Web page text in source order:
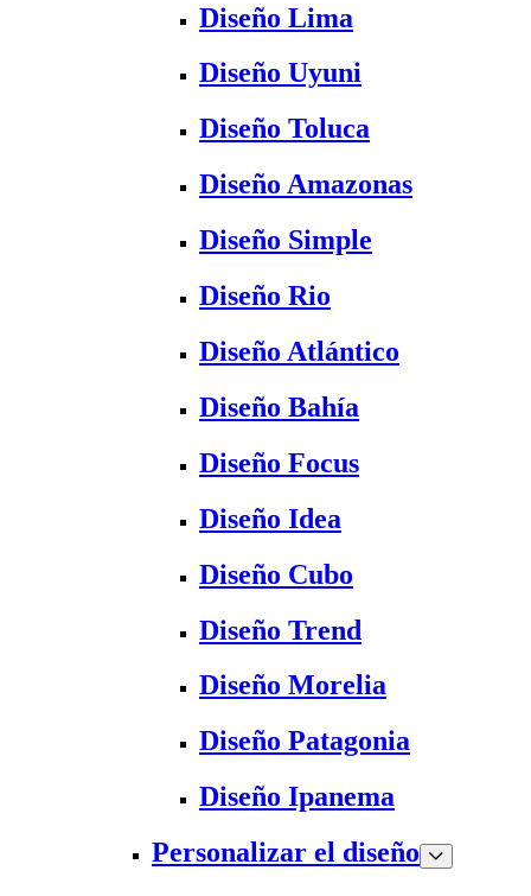
Diseño Lima
Diseño Uyuni
Diseño Toluca
Diseño Amazonas
Diseño Simple
Diseño Rio
Diseño Atlántico
Diseño Bahía
Diseño Focus
Diseño Idea
Diseño Cubo
Diseño Trend
Diseño Morelia
Diseño Patagonia
Diseño Ipanema
Personalizar el diseño